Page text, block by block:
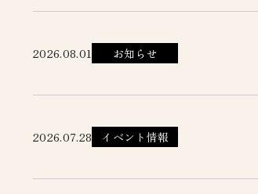
2026.08.01 お知らせ
2026.07.28 イベント情報